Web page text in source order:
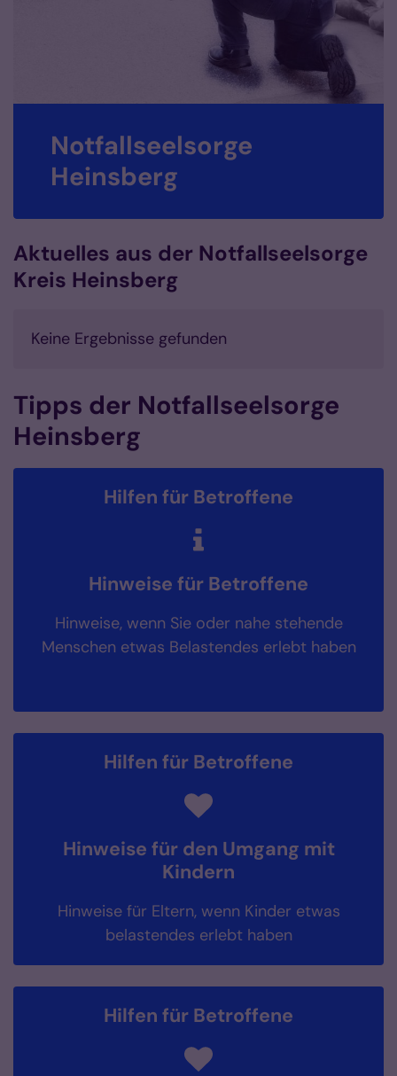
Aktuelles aus der Notfallseelsorge
Kreis Heinsberg
Keine Ergebnisse gefunden
Tipps der Notfallseelsorge
Heinsberg
Hilfen für Betroffene
Hinweise für Betroffene
Hinweise, wenn Sie oder nahe stehende
Menschen etwas Belastendes erlebt haben
Hilfen für Betroffene
Hinweise für den Umgang mit
Kindern
Hinweise für Eltern, wenn Kinder etwas
belastendes erlebt haben
Hilfen für Betroffene